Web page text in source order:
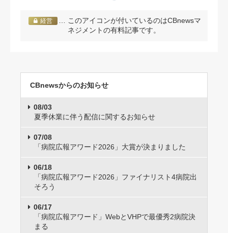
経営
… このアイコンが付いているのはCBnewsマ
ネジメントの有料記事です。
CBnewsからのお知らせ
08/03
夏季休業に伴う配信に関するお知らせ
07/08
「病院広報アワード2026」大賞が決まりました
06/18
「病院広報アワード2026」ファイナリスト4病院出
そろう
06/17
「病院広報アワード」WebとVHPで最優秀2病院決
まる